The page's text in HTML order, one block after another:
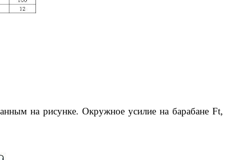
на рисунке. Окружное усилие на барабане Ft,